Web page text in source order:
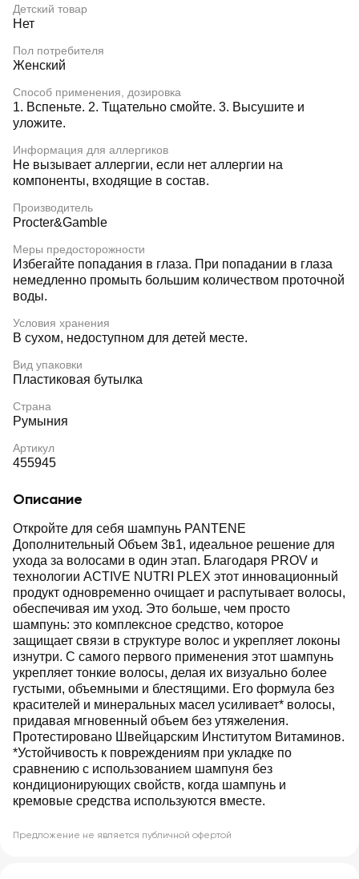
Детский товар
Нет
Пол потребителя
Женский
Способ применения, дозировка
1. Вспеньте. 2. Тщательно смойте. 3. Высушите и
уложите.
Информация для аллергиков
Не вызывает аллергии, если нет аллергии на
компоненты, входящие в состав.
Производитель
Procter&Gamble
Меры предосторожности
Избегайте попадания в глаза. При попадании в глаза
немедленно промыть большим количеством проточной
воды.
Условия хранения
В сухом, недоступном для детей месте.
Вид упаковки
Пластиковая бутылка
Страна
Румыния
Артикул
455945
Описание
Откройте для себя шампунь PANTENE
Дополнительный Объем 3в1, идеальное решение для
ухода за волосами в один этап. Благодаря PROV и
технологии ACTIVE NUTRI PLEX этот инновационный
продукт одновременно очищает и распутывает волосы,
обеспечивая им уход. Это больше, чем просто
шампунь: это комплексное средство, которое
защищает связи в структуре волос и укрепляет локоны
изнутри. С самого первого применения этот шампунь
укрепляет тонкие волосы, делая их визуально более
густыми, объемными и блестящими. Его формула без
красителей и минеральных масел усиливает* волосы,
придавая мгновенный объем без утяжеления.
Протестировано Швейцарским Институтом Витаминов.
*Устойчивость к повреждениям при укладке по
сравнению с использованием шампуня без
кондиционирующих свойств, когда шампунь и
кремовые средства используются вместе.
Предложение не является публичной офертой